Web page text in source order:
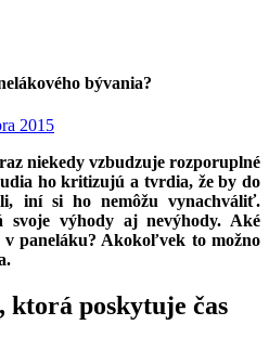
bývania?
2015
niekedy vzbudzuje rozporuplné
ho kritizujú a tvrdia, že by do
iní si ho nemôžu vynachváliť.
svoje výhody aj nevýhody. Aké
paneláku? Akokoľvek to možno
ktorá poskytuje čas